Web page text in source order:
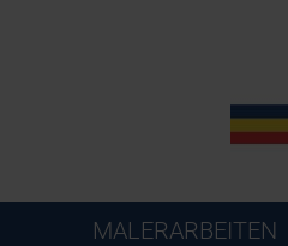
MALERARBEITEN